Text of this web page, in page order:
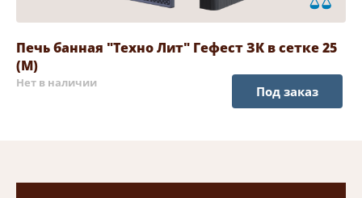
Печь банная "Техно Лит" Гефест ЗК в сетке 25
(М)
Нет в наличии
Под заказ